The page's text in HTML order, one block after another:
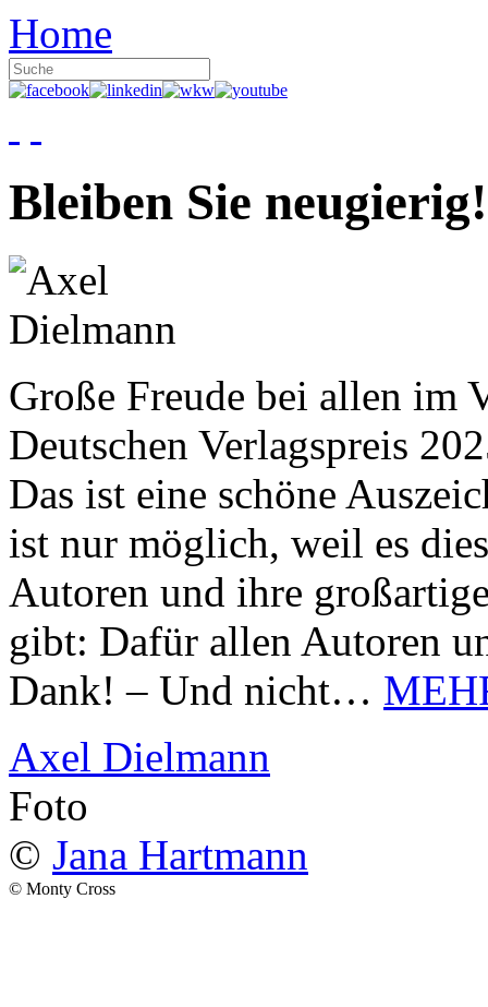
Home
Bleiben Sie neugierig!
Große Freude bei allen im
Deutschen Verlagspreis
Das ist eine schöne
ist nur möglich, weil es
Autoren und ihre
gibt: Dafür allen Autoren
Dank! – Und nicht…
Axel Dielmann
Foto
© Jana Hartmann
© Monty Cross